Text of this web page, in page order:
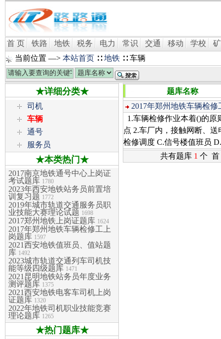
首 页 铁路 地铁 税务 电力 常识 交通 移动 学校
当前位置 —> 本站首页 ∷地铁 ∷ 车辆
★详细分类★
司机
车辆
通号
服务员
★本类热门★
2017南京地铁通号中心上岗证
考试题库 1780
2023年西安地铁站务员前置培
训复习题 1772
2019年城市轨道交通服务员职
业技能大赛理论试题 1698
2017郑州地铁上岗证题库 1624
2017年郑州地铁车辆检修工上
岗题库 1597
2021西安地铁值班员、值站题
库 1492
2023城市轨道交通列车司机技
能等级四级题库 1471
2021昆明地铁站务员年度业务
测评题库 1375
2021西安地铁电客车司机上岗
证题库 1320
2022年地铁司机职业技能竞赛
理论题库 1265
★热门题库★
题库名称
2017年郑州地铁车辆检修
1.车辆检修作业本着()的原
点 2.车厂内，接触网断、
检修调度 C.信号楼值班员
共有题库 1 个 首